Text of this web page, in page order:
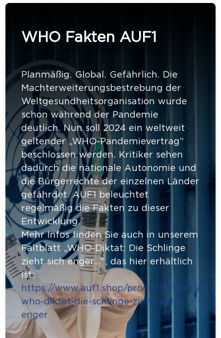
WHO Fakten AUF1
Planmäßig. Global. Gefährlich. Die
Machterweiterungsbestrebung der
Weltgesundheitsorganisation wurde
schon während der Pandemie
deutlich. Nun soll 2024 ein weltweit
geltender „WHO-Pandemievertrag“
beschlossen werden. Kritiker sehen
dadurch die nationale Autonomie und
die Bürgerrechte der einzelnen Länder
gefährdet. AUF1 beleuchtet
regelmäßig die Fakten zu dieser
Entwicklung.
Mehr Infos finden Sie auch in unserem
Faltblatt „WHO-Diktat: Die Schlinge
zieht sich enger…“, das hier erhältlich
ist:
https://www.auf1.shop/products/faltblatt-
who-diktat-die-schlinge-zieht-sich-
enger